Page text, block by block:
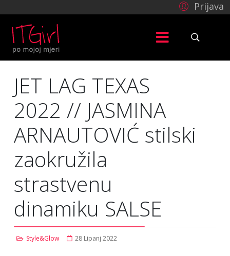
Prijava
JET LAG TEXAS
2022 // JASMINA
ARNAUTOVIĆ stilski
zaokružila
strastvenu
dinamiku SALSE
Style&Glow 28 Lipanj 2022